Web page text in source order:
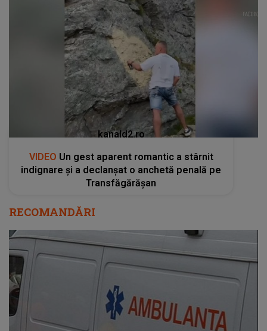
kanald2.ro
VIDEO Un gest aparent romantic a stârnit
indignare și a declanșat o anchetă penală pe
Transfăgărășan
RECOMANDĂRI